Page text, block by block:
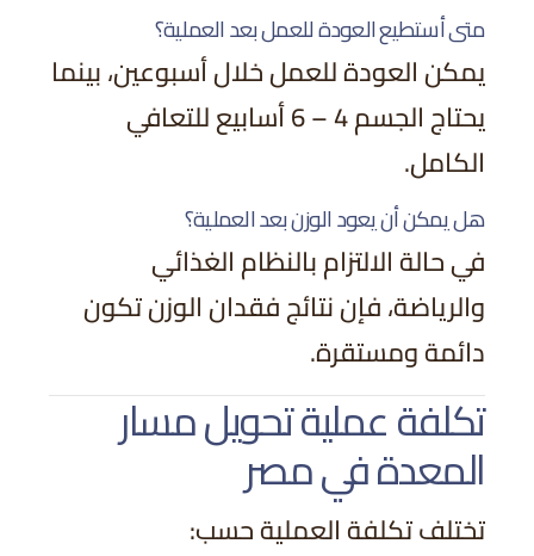
متى أستطيع العودة للعمل بعد العملية؟
يمكن العودة للعمل خلال أسبوعين، بينما
يحتاج الجسم 4 – 6 أسابيع للتعافي
الكامل.
هل يمكن أن يعود الوزن بعد العملية؟
في حالة الالتزام بالنظام الغذائي
والرياضة، فإن نتائج فقدان الوزن تكون
دائمة ومستقرة.
تكلفة عملية تحويل مسار
المعدة في مصر
تختلف تكلفة العملية حسب: